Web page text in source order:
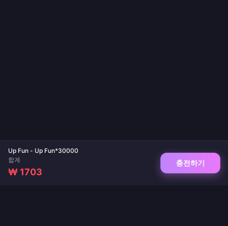
Up Fun - Up Fun*30000
합계
₩ 1703
충전하기